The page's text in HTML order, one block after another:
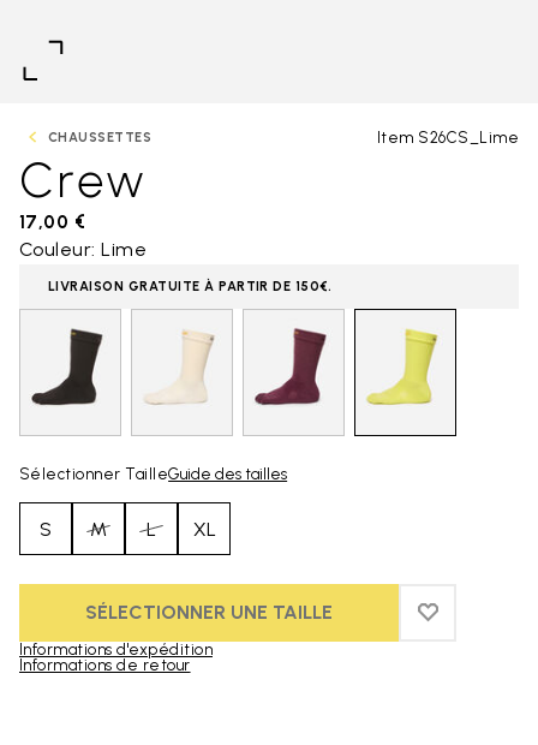
CHAUSSETTES Item S26CS_Lime
Crew
17,00 €
Couleur: Lime
LIVRAISON GRATUITE À PARTIR DE 150€.
Sélectionner TailleGuide des tailles
S M L XL
SÉLECTIONNER UNE TAILLE ADD TO
ADD TO
Informations d'expédition
Informations de retour